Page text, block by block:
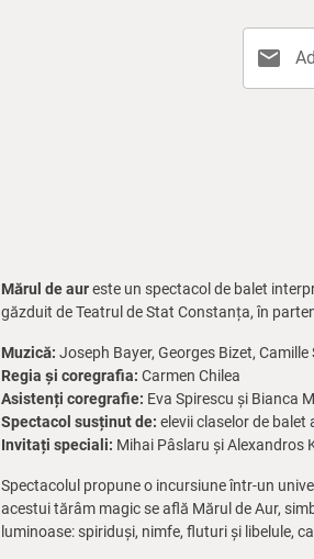
mail
Mărul de aureste un spectacol de balet
găzduit de Teatrul de Stat Constanța, în
Muzică: Joseph Bayer, Georges Bizet,
Regia și coregrafia: Carmen Chilea
Asistenți coregrafie: Eva Spirescu și Bianca
Spectacol susținut de: elevii claselor de balet
Invitați speciali: Mihai Pâslaru și Alexandros
Spectacolul propune o incursiune într-un
acestui tărâm magic se află Mărul de Aur,
luminoase: spiriduși, nimfe, fluturi și libelule,